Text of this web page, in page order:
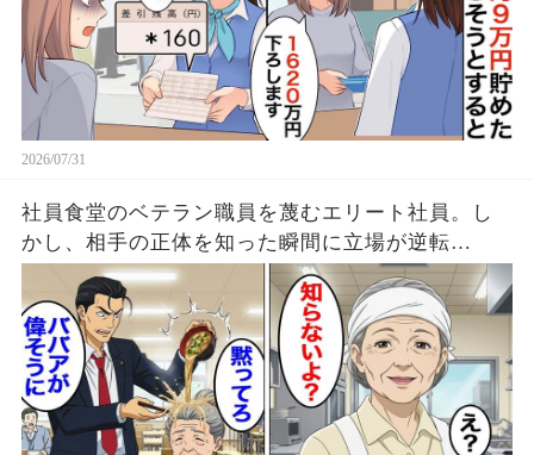
2026/07/31
社員食堂のベテラン職員を蔑むエリート社員。し
かし、相手の正体を知った瞬間に立場が逆転…